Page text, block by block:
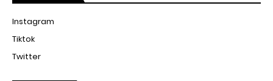
Instagram
Tiktok
Twitter